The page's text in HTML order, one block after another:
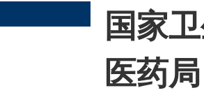
国家
医药